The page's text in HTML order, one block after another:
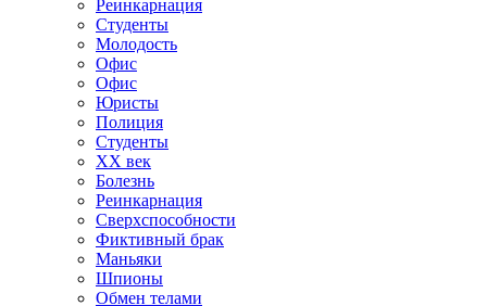
Реинкарнация
Студенты
Молодость
Офис
Офис
Юристы
Полиция
Студенты
ХХ век
Болезнь
Реинкарнация
Сверхспособности
Фиктивный брак
Маньяки
Шпионы
Обмен телами